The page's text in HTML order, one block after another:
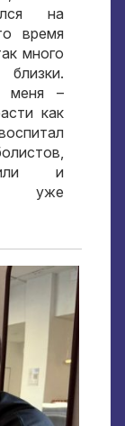
на
время
много
.
меня –
как
,
и
уже